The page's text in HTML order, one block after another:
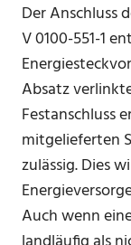
Der Anschluss
V 0100-551-1
Absatz
Festanschluss
mitgelieferten
zulässig. Dies
Auch wenn